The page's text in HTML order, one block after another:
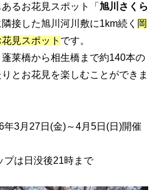
るお花見スポット「 旭川さくら
隣接した旭川河川敷に1km続く 岡
見スポット です。
莱橋から相生橋まで約140本の
とお花見を楽しむことができま
年3月27日(金)～4月5日(日)開催
は日没後21時まで